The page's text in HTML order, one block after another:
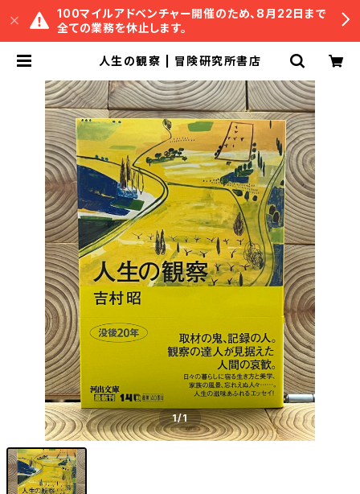
100マイルアドベンチャー開催のため、8月22日まで
全ての業務を休止します。
人生の観察 | 冒険研究所書店
1/1